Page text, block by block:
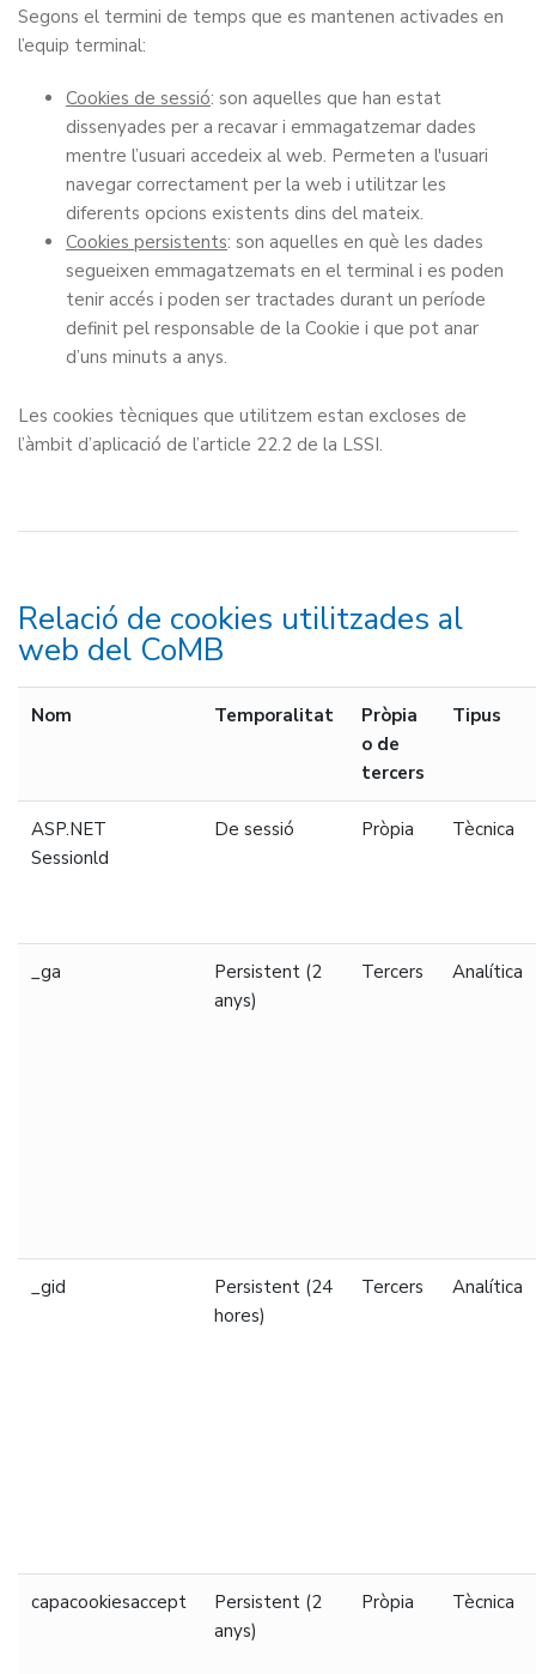
Segons el termini de temps que es mantenen activades en
l’equip terminal:
Cookies de sessió: son aquelles que han estat
dissenyades per a recavar i emmagatzemar dades
mentre l’usuari accedeix al web. Permeten a l'usuari
navegar correctament per la web i utilitzar les
diferents opcions existents dins del mateix.
Cookies persistents: son aquelles en què les dades
segueixen emmagatzemats en el terminal i es poden
tenir accés i poden ser tractades durant un període
definit pel responsable de la Cookie i que pot anar
d’uns minuts a anys.
Les cookies tècniques que utilitzem estan excloses de
l’àmbit d’aplicació de l’article 22.2 de la LSSI.
Relació de cookies utilitzades al
web del CoMB
Nom Temporalitat
Pròpia
o de
tercers
Tipus
ASP.NET
Sessionld
De sessió Pròpia Tècnica
_ga
Persistent (2
anys)
Tercers Analítica
_gid
Persistent (24
hores)
Tercers Analítica
capacookiesaccept
Persistent (2
anys)
Pròpia Tècnica